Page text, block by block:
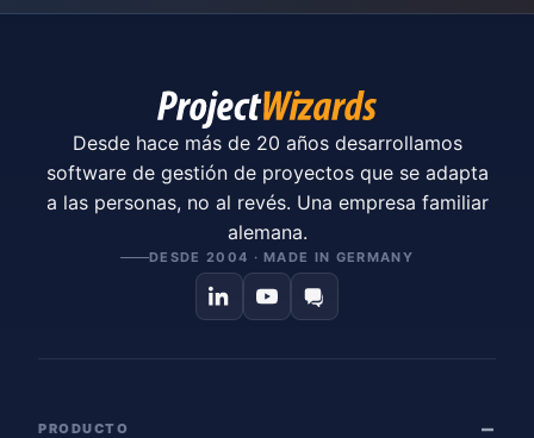
Desde hace más de 20 años desarrollamos
software de gestión de proyectos que se adapta
a las personas, no al revés. Una empresa familiar
alemana.
DESDE 2004 · MADE IN GERMANY
PRODUCTO